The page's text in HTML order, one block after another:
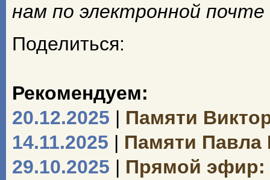
нам по электронной почте
Поделиться:
Рекомендуем:
20.12.2025 | Памяти
14.11.2025 | Памяти Павла
29.10.2025 | Прямой эфир: